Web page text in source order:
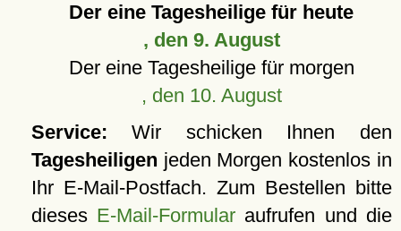
Der eine Tagesheilige für heute
, den 9. August
Der eine Tagesheilige für morgen
, den 10. August
Service: Wir schicken Ihnen den
Tagesheiligen jeden Morgen kostenlos in
Ihr E-Mail-Postfach. Zum Bestellen bitte
dieses E-Mail-Formular aufrufen und die